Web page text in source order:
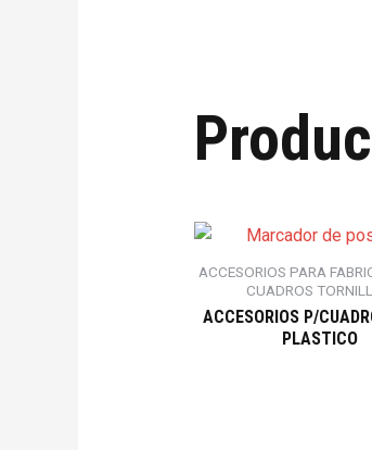
ACCESORIOS PARA
CUADROS
ACCESORIOS P/
PLASTICO